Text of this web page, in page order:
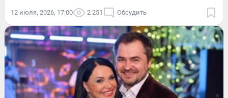
12 июля, 2026, 17:00 2 251 Обсудить